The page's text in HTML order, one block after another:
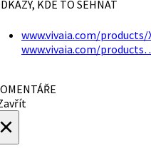
KDE TO SEHNAT
www.vivaia.com/
www.vivaia.com/